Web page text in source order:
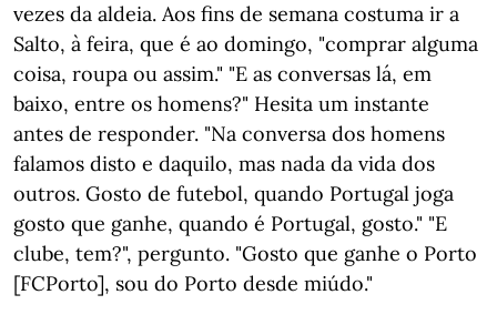
vezes da aldeia. Aos fins de semana costuma ir a
Salto, à feira, que é ao domingo, "comprar alguma
coisa, roupa ou assim." "E as conversas lá, em
baixo, entre os homens?" Hesita um instante
antes de responder. "Na conversa dos homens
falamos disto e daquilo, mas nada da vida dos
outros. Gosto de futebol, quando Portugal joga
gosto que ganhe, quando é Portugal, gosto." "E
clube, tem?", pergunto. "Gosto que ganhe o Porto
[FCPorto], sou do Porto desde miúdo."